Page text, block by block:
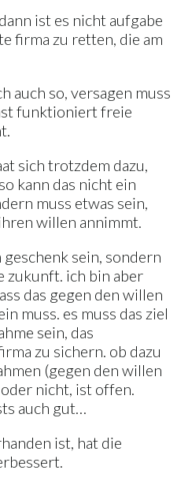
ist es nicht aufgabe
firma zu retten, die am
auch so, versagen muss
funktioniert freie
sich trotzdem dazu,
kann das nicht ein
muss etwas sein,
willen annimmt.
sein, sondern
zukunft. ich bin aber
das gegen den willen
muss. es muss das ziel
sein, das
zu sichern. ob dazu
(gegen den willen
nicht, ist offen.
auch gut…
ist, hat die